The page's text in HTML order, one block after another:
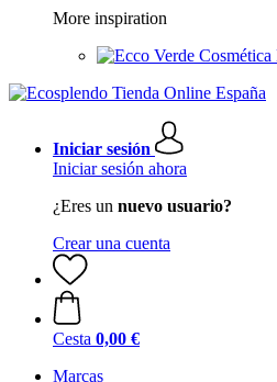
More inspiration
Iniciar sesión
Iniciar sesión ahora
¿Eres un nuevo usuario?
Crear una cuenta
Cesta 0,00 €
Marcas